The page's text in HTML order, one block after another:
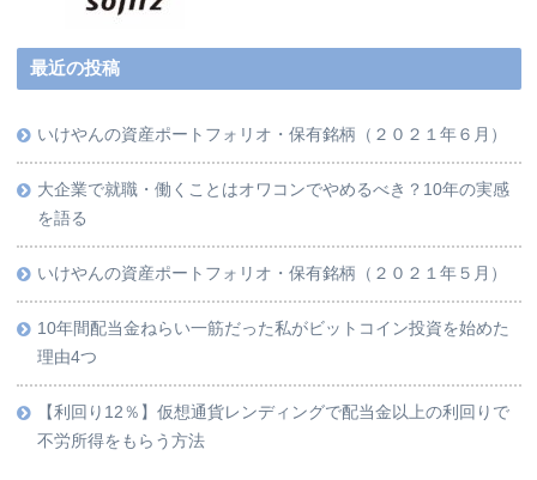
最近の投稿
いけやんの資産ポートフォリオ・保有銘柄（２０２１年６月）
大企業で就職・働くことはオワコンでやめるべき？10年の実感
を語る
いけやんの資産ポートフォリオ・保有銘柄（２０２１年５月）
10年間配当金ねらい一筋だった私がビットコイン投資を始めた
理由4つ
【利回り12％】仮想通貨レンディングで配当金以上の利回りで
不労所得をもらう方法